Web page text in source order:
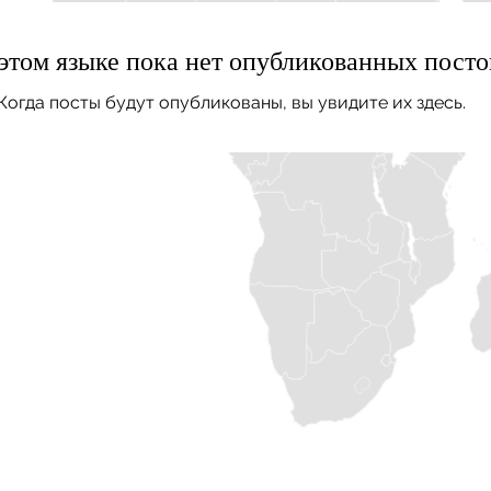
языке пока нет опубликованных
посты будут опубликованы, вы увидите их здесь.